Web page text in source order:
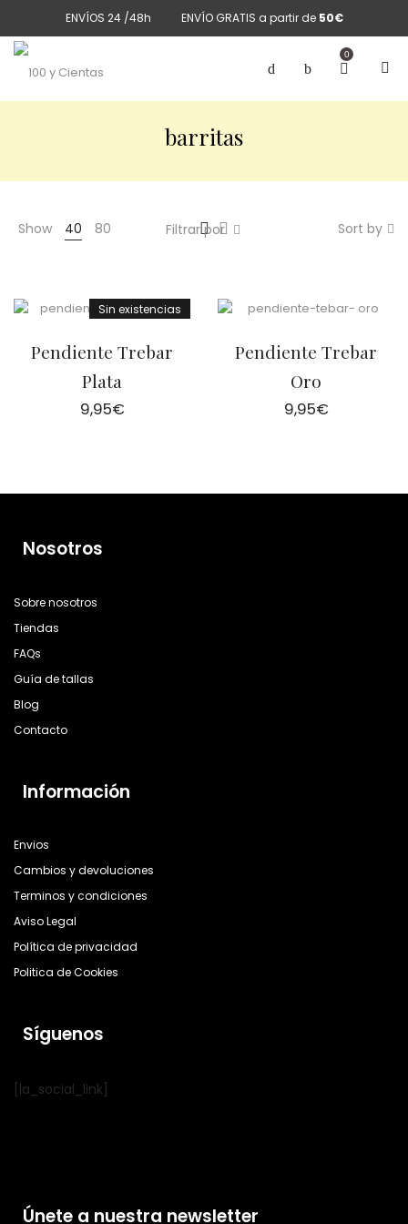
ENVÍOS 24 /48h ENVÍO GRATIS a partir de 50€
0
barritas
Show 40 80 Sort by
Filtrar por
Sin existencias
Pendiente Trebar
Plata
9,95€
Pendiente Trebar
Oro
9,95€
Nosotros
Sobre nosotros
Tiendas
FAQs
Guía de tallas
Blog
Contacto
Información
Envios
Cambios y devoluciones
Terminos y condiciones
Aviso Legal
Política de privacidad
Politica de Cookies
Síguenos
[la_social_link]
Únete a nuestra newsletter